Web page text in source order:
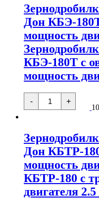
КБЭ-180
без
терки,
мощность
двигателя
кВт
пшеницы,
ячменя,
ржи
т.п.
бобовых
и
т.п
Дон
КБЭ-180
К
с
кукурузой,
двигатель
2,5кВт
Дон КБЭ-
мощность
КБЭ-180Т с
мощность
-
Количество
товара
Зернодробилка
Дон
КБЭ-180Т
с
овощерезкой,
мощность
двигателя
1,8
кВт/
Зернодробилка
+
Дон КБТР-
мощность
КБТР-180 с
двигателя